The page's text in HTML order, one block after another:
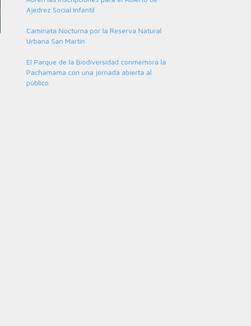
Ajedrez Social Infantil
Caminata Nocturna por la Reserva Natural
Urbana San Martín
El Parque de la Biodiversidad conmemora la
Pachamama con una jornada abierta al
público